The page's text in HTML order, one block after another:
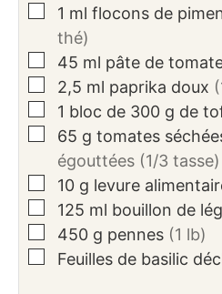
▢
1 ml flocons de
thé)
▢
45 ml pâte de
▢
2,5 ml paprika doux
▢
1 bloc de 300 g de
▢
65 g tomates
égouttées (1/3 tasse)
▢
10 g levure
▢
125 ml bouillon de
▢
450 g pennes (1 lb)
▢
Feuilles de basilic